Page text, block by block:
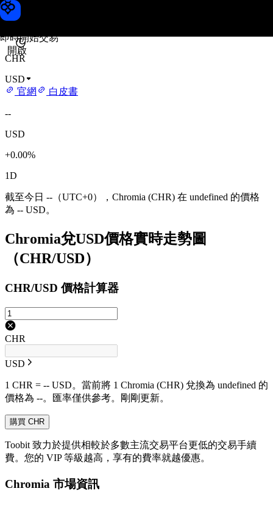
即時開始交易
開啟
Chromia 價格
CHR
USD
官網
白皮書
--
USD
+0.00%
1D
截至今日 --（UTC+0），Chromia (CHR) 在 undefined 的價格
為 -- USD。
Chromia兌USD價格實時走勢圖
（CHR/USD）
CHR/USD 價格計算器
CHR
USD
1 CHR = -- USD。當前將 1 Chromia (CHR) 兌換為 undefined 的
價格為 --。匯率僅供參考。剛剛更新。
購買 CHR
Toobit 致力於提供相較於多數主流交易平台更低的交易手續
費。您的 VIP 等級越高，享有的費率就越優惠。
Chromia 市場資訊